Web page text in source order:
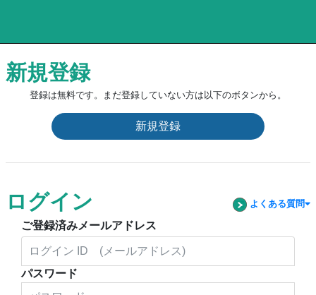
新規登録
登録は無料です。まだ登録していない方は以下のボタンから。
新規登録
ログイン よくある質問
ご登録済みメールアドレス
パスワード